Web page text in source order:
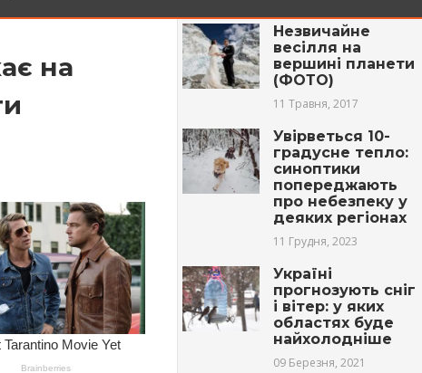
на
Незвичайне
весілля на
вершині планети
(ФОТО)
11 Травня, 2017
Увірветься 10-
градусне тепло:
синоптики
попереджають
про небезпеку у
деяких регіонах
11 Грудня, 2023
Україні
прогнозують сніг
і вітер: у яких
областях буде
найхолодніше
09 Березня, 2021